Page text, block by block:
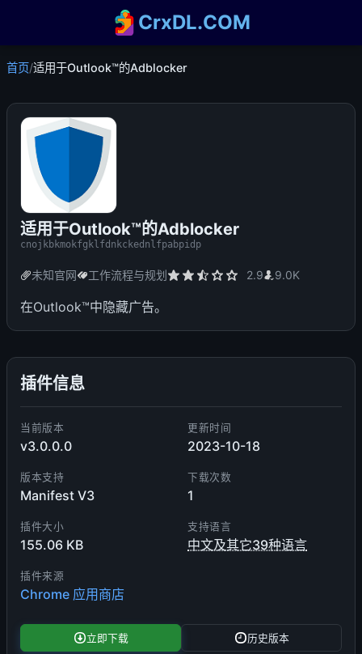
CrxDL.COM
首页/适用于Outlook™的Adblocker
适用于Outlook™的Adblocker
cnojkbkmokfgklfdnkckednlfpabpidp
未知官网 工作流程与规划 2.9 9.0K
在Outlook™中隐藏广告。
插件信息
当前版本
v3.0.0.0
更新时间
2023-10-18
版本支持
Manifest V3
下载次数
1
插件大小
155.06 KB
支持语言
中文及其它39种语言
插件来源
Chrome 应用商店
立即下载 历史版本